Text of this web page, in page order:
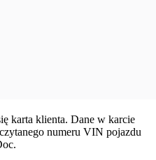
karta klienta. Dane w karcie
numeru VIN pojazdu